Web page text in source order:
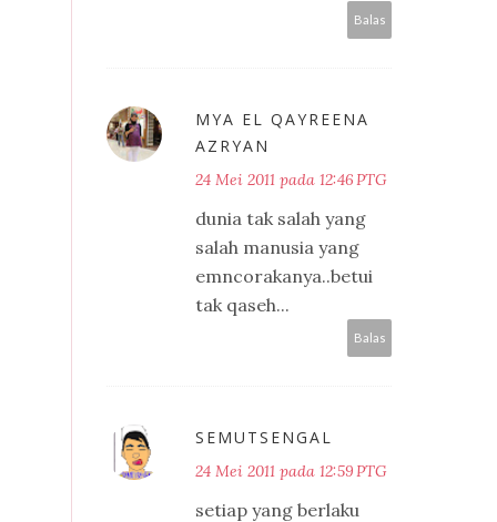
Balas
MYA EL QAYREENA
AZRYAN
24 Mei 2011 pada 12:46 PTG
dunia tak salah yang
salah manusia yang
emncorakanya..betui
tak qaseh...
Balas
SEMUTSENGAL
24 Mei 2011 pada 12:59 PTG
setiap yang berlaku